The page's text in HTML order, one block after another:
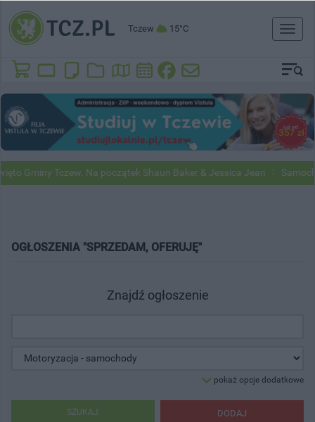
Tczew 15°C
Toggle
Gminy Tczew. Na początek Shaun Baker & Jessica Jean
OGŁOSZENIA "SPRZEDAM, OFERUJĘ"
Znajdź ogłoszenie
pokaż opcje dodatkowe
DODAJ
SZUKAJ